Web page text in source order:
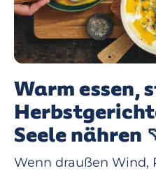
Warm essen,
Seele nähren
Wenn draußen Wind,